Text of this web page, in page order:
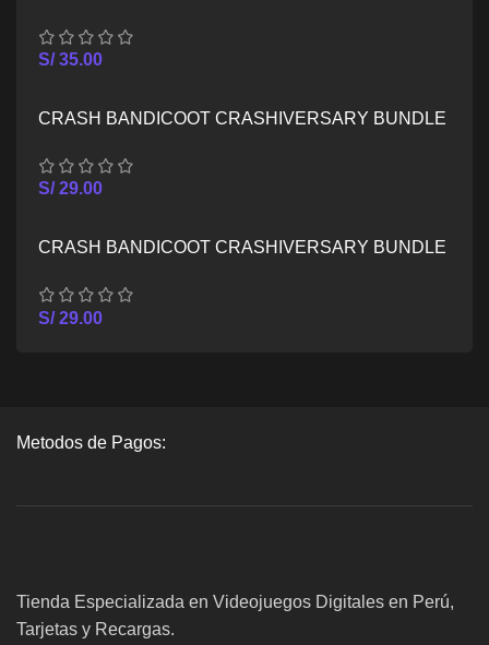
S/35.00
CRASH BANDICOOT CRASHIVERSARY BUNDLE
S/29.00
CRASH BANDICOOT CRASHIVERSARY BUNDLE
S/29.00
Metodos de Pagos:
Tienda Especializada en Videojuegos Digitales en Perú,
Tarjetas y Recargas.